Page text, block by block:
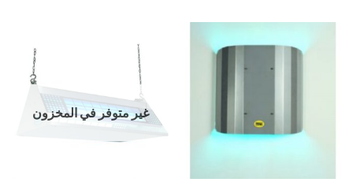
غير متوفر في المخزون